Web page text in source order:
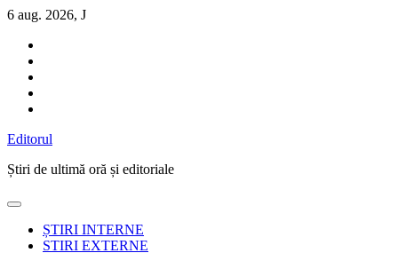
Sari
conținut
6 aug. 2026, J
Editorul
Știri de ultimă oră și editoriale
ȘTIRI INTERNE
STIRI EXTERNE